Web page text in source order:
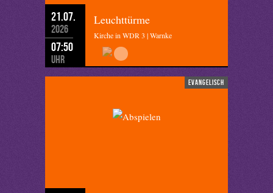
21.07.
2026
07:50
Uhr
Leuchttürme
Kirche in WDR 3 | Warnke
evangelisch